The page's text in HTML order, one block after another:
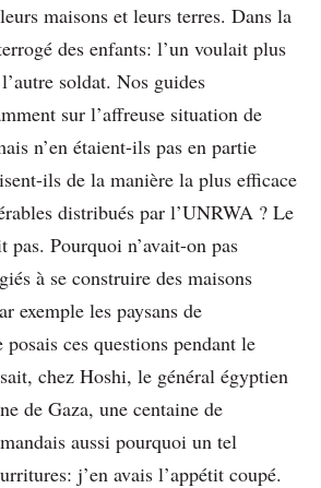
maisons et leurs terres. Dans la
des enfants: l’un voulait plus
soldat. Nos guides
sur l’affreuse situation de
n’en étaient-ils pas en partie
ils de la manière la plus efficace
distribués par l’UNRWA ? Le
pas. Pourquoi n’avait-on pas
à se construire des maisons
exemple les paysans de
ces questions pendant le
chez Hoshi, le général égyptien
de Gaza, une centaine de
aussi pourquoi un tel
j’en avais l’appétit coupé.